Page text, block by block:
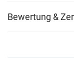
Bewertung &